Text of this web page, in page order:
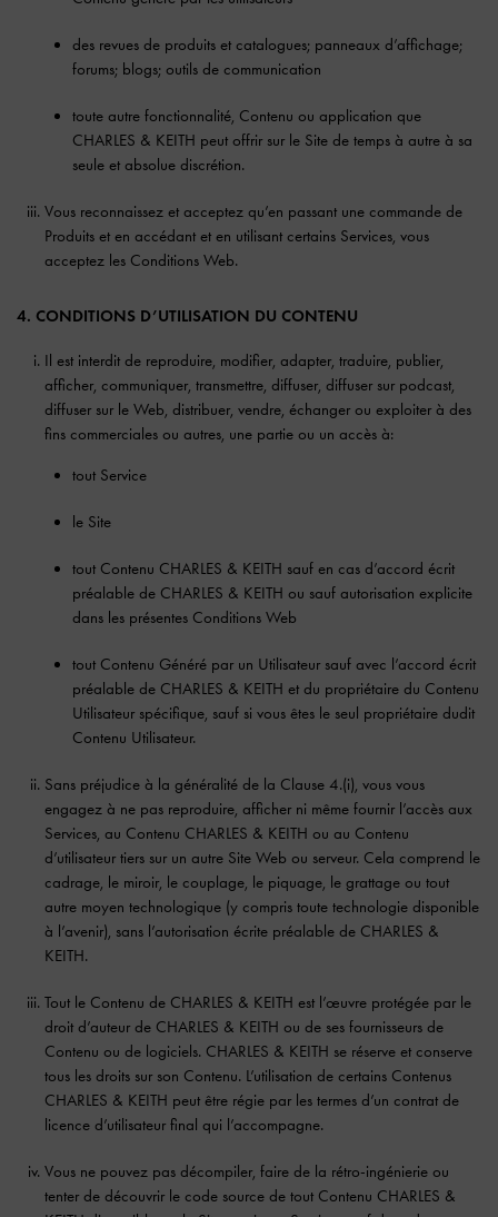
des revues de produits et catalogues; panneaux d’affichage;
forums; blogs; outils de communication
toute autre fonctionnalité, Contenu ou application que
CHARLES & KEITH peut offrir sur le Site de temps à autre à sa
seule et absolue discrétion.
Vous reconnaissez et acceptez qu’en passant une commande de
Produits et en accédant et en utilisant certains Services, vous
acceptez les Conditions Web.
4. CONDITIONS D’UTILISATION DU CONTENU
Il est interdit de reproduire, modifier, adapter, traduire, publier,
afficher, communiquer, transmettre, diffuser, diffuser sur podcast,
diffuser sur le Web, distribuer, vendre, échanger ou exploiter à des
fins commerciales ou autres, une partie ou un accès à:
tout Service
le Site
tout Contenu CHARLES & KEITH sauf en cas d’accord écrit
préalable de CHARLES & KEITH ou sauf autorisation explicite
dans les présentes Conditions Web
tout Contenu Généré par un Utilisateur sauf avec l’accord écrit
préalable de CHARLES & KEITH et du propriétaire du Contenu
Utilisateur spécifique, sauf si vous êtes le seul propriétaire dudit
Contenu Utilisateur.
Sans préjudice à la généralité de la Clause 4.(i), vous vous
engagez à ne pas reproduire, afficher ni même fournir l’accès aux
Services, au Contenu CHARLES & KEITH ou au Contenu
d’utilisateur tiers sur un autre Site Web ou serveur. Cela comprend le
cadrage, le miroir, le couplage, le piquage, le grattage ou tout
autre moyen technologique (y compris toute technologie disponible
à l’avenir), sans l’autorisation écrite préalable de CHARLES &
KEITH.
Tout le Contenu de CHARLES & KEITH est l’œuvre protégée par le
droit d’auteur de CHARLES & KEITH ou de ses fournisseurs de
Contenu ou de logiciels. CHARLES & KEITH se réserve et conserve
tous les droits sur son Contenu. L’utilisation de certains Contenus
CHARLES & KEITH peut être régie par les termes d’un contrat de
licence d’utilisateur final qui l’accompagne.
Vous ne pouvez pas décompiler, faire de la rétro-ingénierie ou
tenter de découvrir le code source de tout Contenu CHARLES &